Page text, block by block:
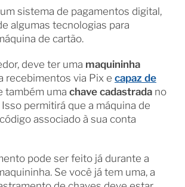
sistema de pagamentos digital,
algumas tecnologias para
de cartão.
deve ter uma maquininha
recebimentos via Pix e capaz de
também uma chave cadastradano
permitirá que a máquina de
associado à sua conta
pode ser feito já durante a
Se você já tem uma, a